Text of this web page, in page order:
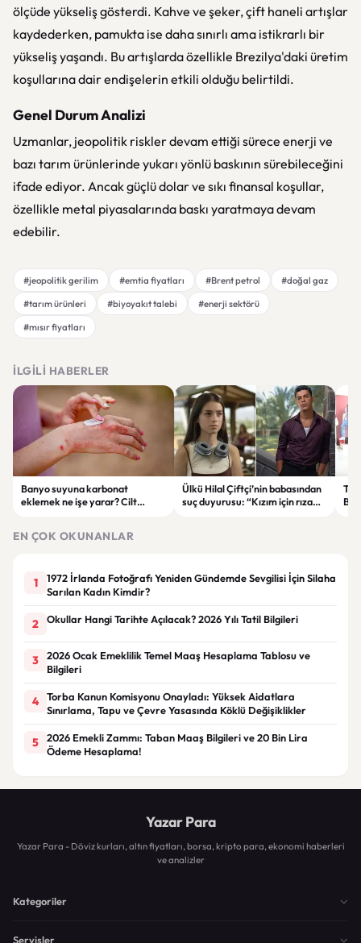
ölçüde yükseliş gösterdi. Kahve ve şeker, çift haneli artışlar
kaydederken, pamukta ise daha sınırlı ama istikrarlı bir
yükseliş yaşandı. Bu artışlarda özellikle Brezilya'daki üretim
koşullarına dair endişelerin etkili olduğu belirtildi.
Genel Durum Analizi
Uzmanlar, jeopolitik riskler devam ettiği sürece enerji ve
bazı tarım ürünlerinde yukarı yönlü baskının sürebileceğini
ifade ediyor. Ancak güçlü dolar ve sıkı finansal koşullar,
özellikle metal piyasalarında baskı yaratmaya devam
edebilir.
#jeopolitik gerilim #emtia fiyatları #Brent petrol
#doğal gaz
#tarım ürünleri
#biyoyakıt talebi
#enerji sektörü
#mısır fiyatları
İLGILI HABERLER
Banyo suyuna karbonat
eklemek ne işe yarar? Cilt
Ülkü Hilal Çiftçi’nin babasından
suç duyurusu: “Kızım için rızam
EN ÇOK OKUNANLAR
1
1972 İrlanda Fotoğrafı Yeniden Gündemde Sevgilisi İçin Silaha
Sarılan Kadın Kimdir?
2 Okullar Hangi Tarihte Açılacak? 2026 Yılı Tatil Bilgileri
3
2026 Ocak Emeklilik Temel Maaş Hesaplama Tablosu ve
Bilgileri
4
Torba Kanun Komisyonu Onayladı: Yüksek Aidatlara
Sınırlama, Tapu ve Çevre Yasasında Köklü Değişiklikler
5
2026 Emekli Zammı: Taban Maaş Bilgileri ve 20 Bin Lira
Ödeme Hesaplama!
Yazar Para
Yazar Para - Döviz kurları, altın fiyatları, borsa, kripto para, ekonomi haberleri
ve analizler
Kategoriler
Servisler